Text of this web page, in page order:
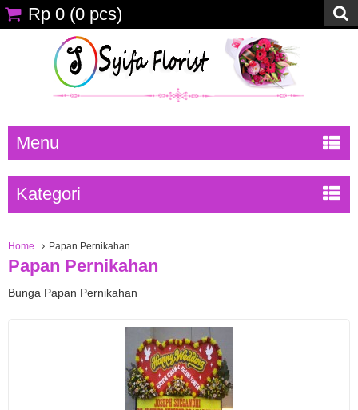
Rp 0 (0 pcs)
Menu
Kategori
Home Papan Pernikahan
Papan Pernikahan
Bunga Papan Pernikahan